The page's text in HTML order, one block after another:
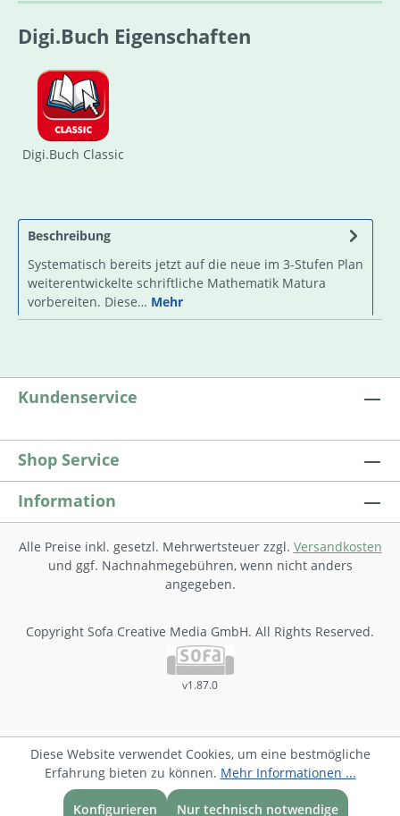
Digi.Buch Eigenschaften
Digi.Buch Classic
Beschreibung
Systematisch bereits jetzt auf die neue im 3-Stufen Plan
weiterentwickelte schriftliche Mathematik Matura
vorbereiten. Diese… Mehr
Kundenservice
Shop Service
Information
Alle Preise inkl. gesetzl. Mehrwertsteuer zzgl. Versandkosten
und ggf. Nachnahmegebühren, wenn nicht anders
angegeben.
Copyright Sofa Creative Media GmbH. All Rights Reserved.
v1.87.0
Diese Website verwendet Cookies, um eine bestmögliche
Erfahrung bieten zu können. Mehr Informationen ...
Nur technisch notwendige
Konfigurieren